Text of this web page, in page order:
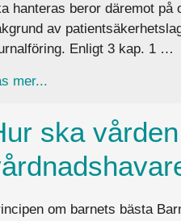
hanteras beror däremot på
av
Enligt 3 kap. 1 …
mer...
ska
om barnets bästa